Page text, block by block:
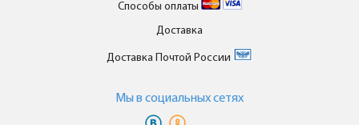
Способы оплаты
Доставка
Доставка Почтой России
Мы в cоциальных сетях